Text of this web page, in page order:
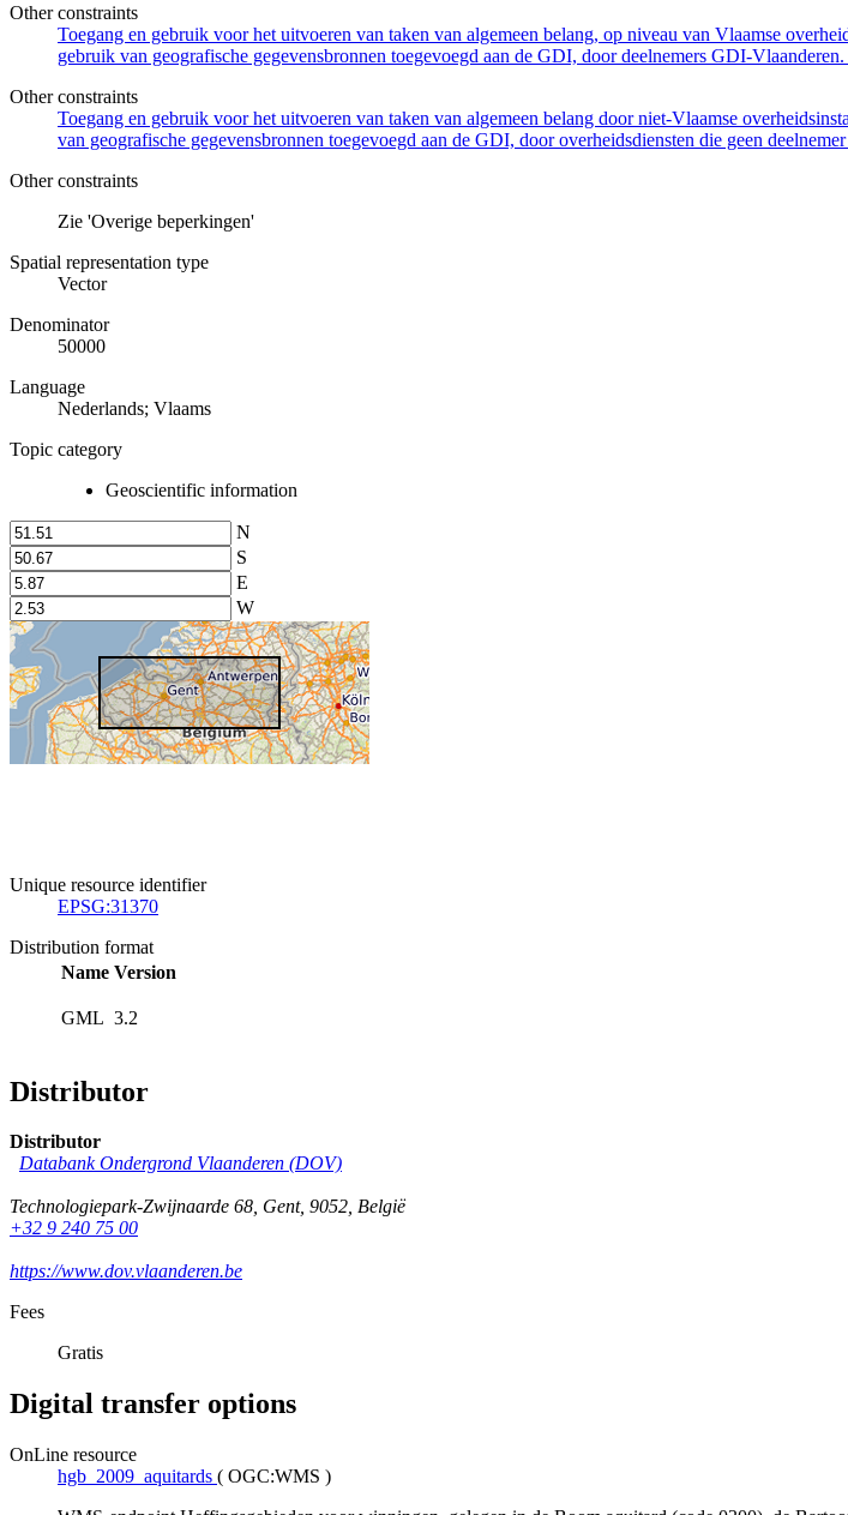
Other constraints
Toegang en gebruik voor het uitvoeren van taken van algemeen belang, op niveau van Vlaamse
gebruik van geografische gegevensbronnen toegevoegd aan de GDI, door deelnemers GDI-
Other constraints
Toegang en gebruik voor het uitvoeren van taken van algemeen belang door niet-Vlaamse
van geografische gegevensbronnen toegevoegd aan de GDI, door overheidsdiensten die geen
Other constraints
Zie 'Overige beperkingen'
Spatial representation type
Vector
Denominator
50000
Language
Nederlands; Vlaams
Topic category
Geoscientific information
N
S
E
W
Unique resource identifier
EPSG:31370
Distribution format
Name Version
GML 3.2
Distributor
Distributor
Databank Ondergrond Vlaanderen (DOV)
Technologiepark-Zwijnaarde 68, Gent, 9052, België
+32 9 240 75 00
https://www.dov.vlaanderen.be
Fees
Gratis
Digital transfer options
OnLine resource
hgb_2009_aquitards ( OGC:WMS )